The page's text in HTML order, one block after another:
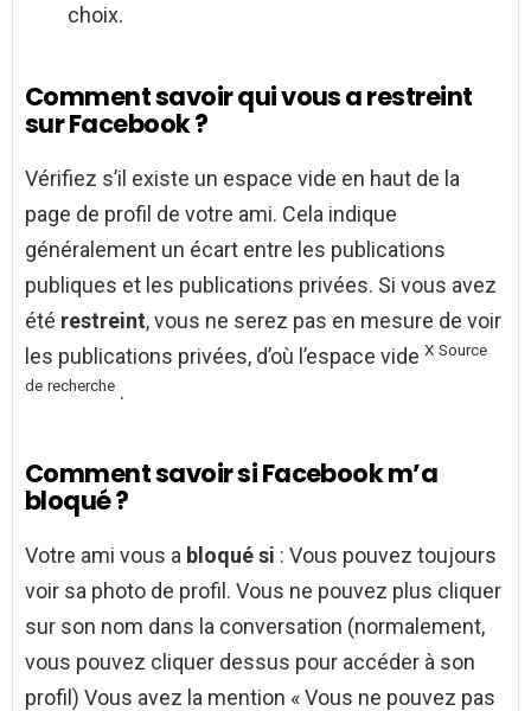
choix.
Comment savoir qui vous a restreint
sur Facebook ?
Vérifiez s’il existe un espace vide en haut de la
page de profil de votre ami. Cela indique
généralement un écart entre les publications
publiques et les publications privées. Si vous avez
été restreint, vous ne serez pas en mesure de voir
les publications privées, d’où l’espace vide X Source
de recherche .
Comment savoir si Facebook m’a
bloqué ?
Votre ami vous a bloqué si : Vous pouvez toujours
voir sa photo de profil. Vous ne pouvez plus cliquer
sur son nom dans la conversation (normalement,
vous pouvez cliquer dessus pour accéder à son
profil) Vous avez la mention « Vous ne pouvez pas